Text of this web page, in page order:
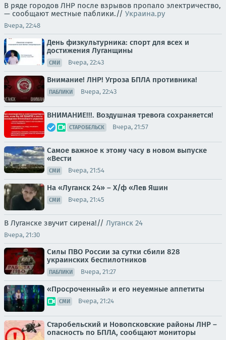
В ряде городов ЛНР после взрывов пропало электричество,
— сообщают местные паблики.// Украина.ру
Вчера, 22:48
День физкультурника: спорт для всех и
достижения Луганщины
СМИ Вчера, 22:43
Внимание! ЛНР! Угроза БПЛА противника!
ПАБЛИКИ Вчера, 22:43
ВНИМАНИЕ!!!. Воздушная тревога сохраняется!
СТАРОБЕЛЬСК Вчера, 21:57
Самое важное к этому часу в новом выпуске
«Вести
СМИ Вчера, 21:54
На «Луганск 24» – Х/ф «Лев Яшин
СМИ Вчера, 21:45
В Луганске звучит сирена!// Луганск 24
Вчера, 21:30
Силы ПВО России за сутки сбили 828
украинских беспилотников
ПАБЛИКИ Вчера, 21:27
«Просроченный» и его неуемные аппетиты
СМИ Вчера, 21:24
Старобельский и Новопсковские районы ЛНР –
опасность по БПЛА, сообщают мониторы